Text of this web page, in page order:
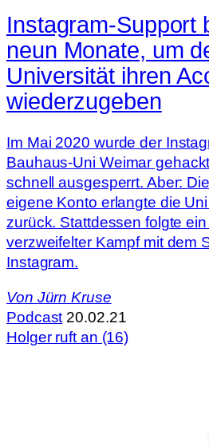
Instagram-Support
neun Monate, um
Universität ihren
wiederzugeben
Im Mai 2020 wurde der
Bauhaus-Uni Weimar
schnell ausgesperrt. Aber:
eigene Konto erlangte die
zurück. Stattdessen folgte
verzweifelter Kampf mit dem
Instagram.
Von Jürn Kruse
Podcast 20.02.21
Holger ruft an (16)